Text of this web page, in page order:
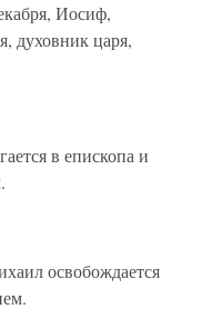
Иосиф,
духовник царя,
в епископа и
освобождается